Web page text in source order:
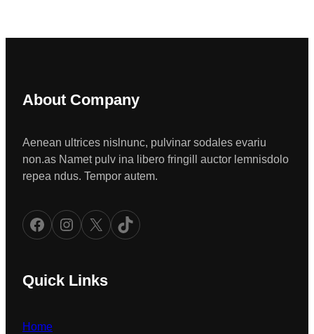
About Company
Aenean ultrices nislnunc, pulvinar sodales evariu
non.as Namet pulv ina libero fringill auctor lemnisdolo
repea ndus. Tempor autem.
Facebook Instagram X TikTok
Quick Links
Home